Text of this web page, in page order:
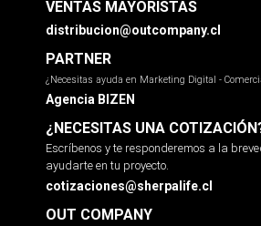
VENTAS MAYORISTAS
distribucion@outcompany.cl
PARTNER
¿Necesitas ayuda en Marketing Digital -
Agencia BIZEN
¿NECESITAS UNA
Escríbenos y te responderemos a la
ayudarte en tu proyecto.
cotizaciones@sherpalife.cl
OUT COMPANY